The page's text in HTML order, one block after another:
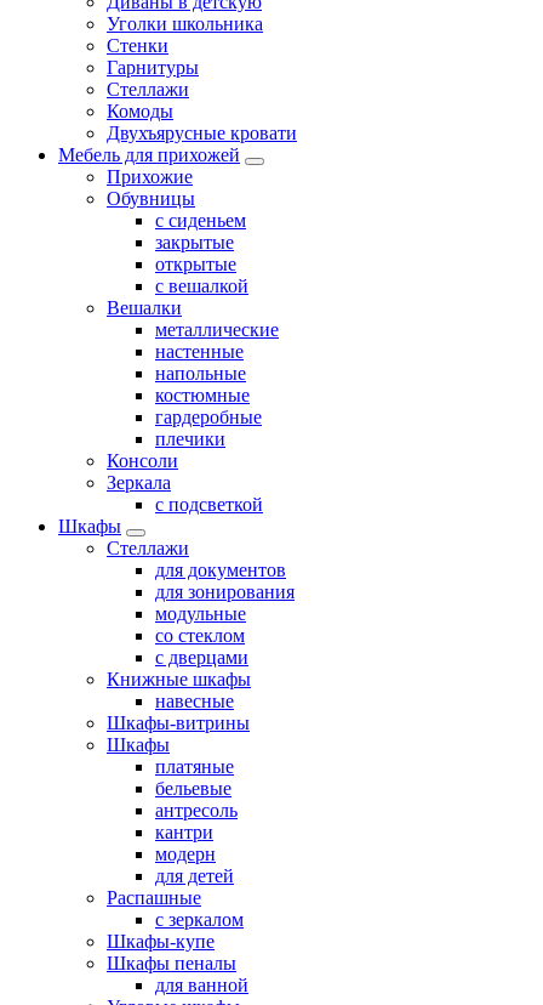
Уголки школьника
Стенки
Гарнитуры
Стеллажи
Комоды
Двухъярусные кровати
Мебель для прихожей
Прихожие
Обувницы
с сиденьем
закрытые
открытые
с вешалкой
Вешалки
металлические
настенные
напольные
костюмные
гардеробные
плечики
Консоли
Зеркала
с подсветкой
Шкафы
Стеллажи
для документов
для зонирования
модульные
со стеклом
с дверцами
Книжные шкафы
навесные
Шкафы-витрины
Шкафы
платяные
бельевые
антресоль
кантри
модерн
для детей
Распашные
с зеркалом
Шкафы-купе
Шкафы пеналы
для ванной